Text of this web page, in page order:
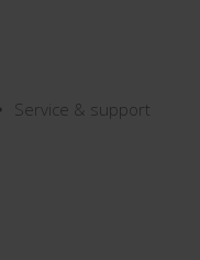
Service & support